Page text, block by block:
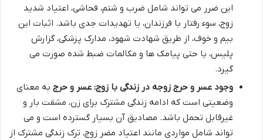
این ضرر می تواند شامل ضرب و شتم، فحاشی، اعتیاد شدید
زوج، سوء رفتار با فرزندان، یا تهدیدات جدی باشد. اثبات این
بیم و خوف، از طریق شهادت شهود، مدارک پزشکی، گزارش
پلیس، یا حتی پیامک ها و مکالمات ضبط شده صورت می
گیرد.
وجود عسر و حرج زوجه در زندگی با زوج: عسر و حرج به معنای
وضعیتی است که ادامه زندگی مشترک برای زن، مشقت بار و
غیرقابل تحمل باشد. مصادیق آن بسیار گسترده است و می
تواند شامل مواردی مانند اعتیاد مضر زوج، ترک زندگی مشترک از